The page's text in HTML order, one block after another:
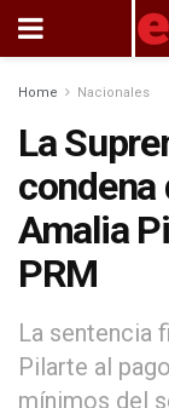
Home Nacionales
La
condena
Amalia
PRM
La sentencia
Pilarte al
mínimos del